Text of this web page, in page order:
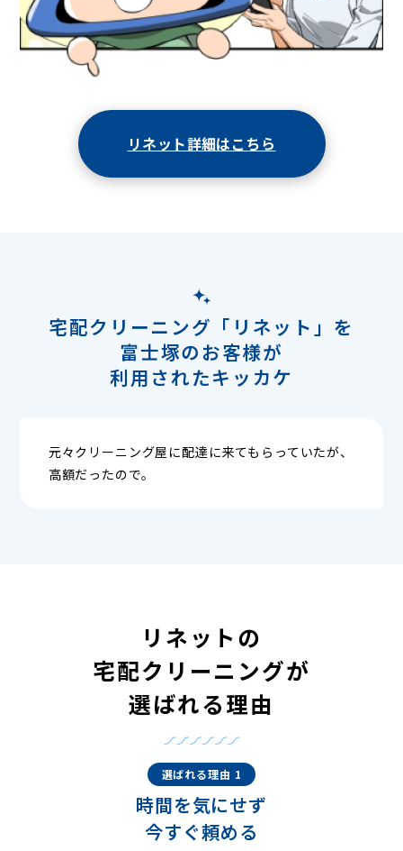
リネット詳細はこちら
宅配クリーニング「リネット」を
富士塚のお客様が
利用されたキッカケ
元々クリーニング屋に配達に来てもらっていたが、
高額だったので。
リネットの
宅配クリーニングが
選ばれる理由
選ばれる理由 1
時間を気にせず
今すぐ頼める